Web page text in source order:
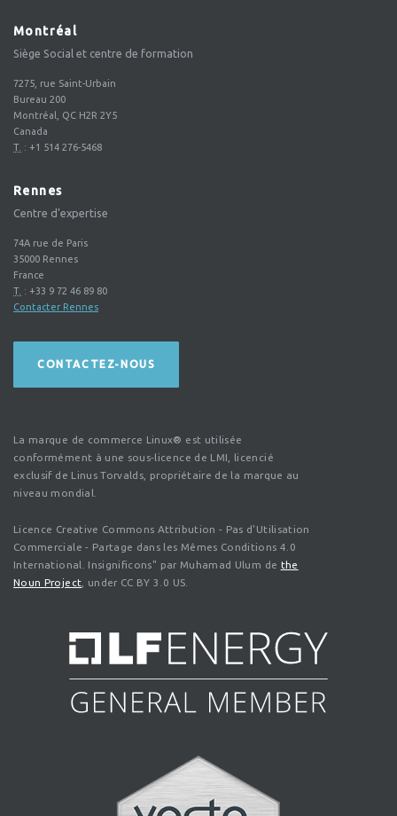
Montréal
Siège Social et centre de formation
7275, rue Saint-Urbain
Bureau 200
Montréal, QC H2R 2Y5
Canada
T. : +1 514 276-5468
Rennes
Centre d'expertise
74A rue de Paris
35000 Rennes
France
T. : +33 9 72 46 89 80
Contacter Rennes
CONTACTEZ-NOUS
La marque de commerce Linux® est utilisée
conformément à une sous-licence de LMI, licencié
exclusif de Linus Torvalds, propriétaire de la marque au
niveau mondial.
Licence Creative Commons Attribution - Pas d'Utilisation
Commerciale - Partage dans les Mêmes Conditions 4.0
International. Insignificons" par Muhamad Ulum de the
Noun Project , under CC BY 3.0 US.